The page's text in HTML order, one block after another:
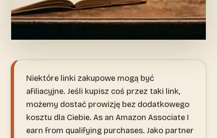
Niektóre linki zakupowe mogą być
afiliacyjne. Jeśli kupisz coś przez taki link,
możemy dostać prowizję bez dodatkowego
kosztu dla Ciebie. As an Amazon Associate I
earn from qualifying purchases. Jako partner